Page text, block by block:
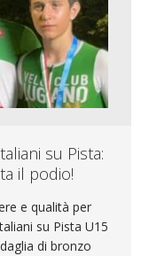
su Pista:
il podio!
e qualità per
su Pista U15
di bronzo